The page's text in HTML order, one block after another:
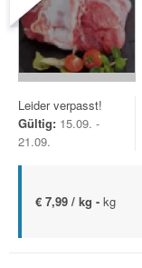
Leider verpasst!
Gültig: 15.09. -
21.09.
€ 7,99 / kg - kg